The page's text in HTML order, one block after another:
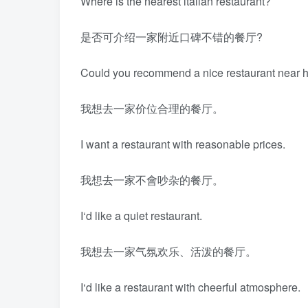
是否可介绍一家附近口碑不错的餐厅?
Could you recommend a nice restaurant near
我想去一家价位合理的餐厅。
I want a restaurant with reasonable prices.
我想去一家不會吵杂的餐厅。
I‘d like a quiet restaurant.
我想去一家气氛欢乐、活泼的餐厅。
I‘d like a restaurant with cheerful atmosphere.